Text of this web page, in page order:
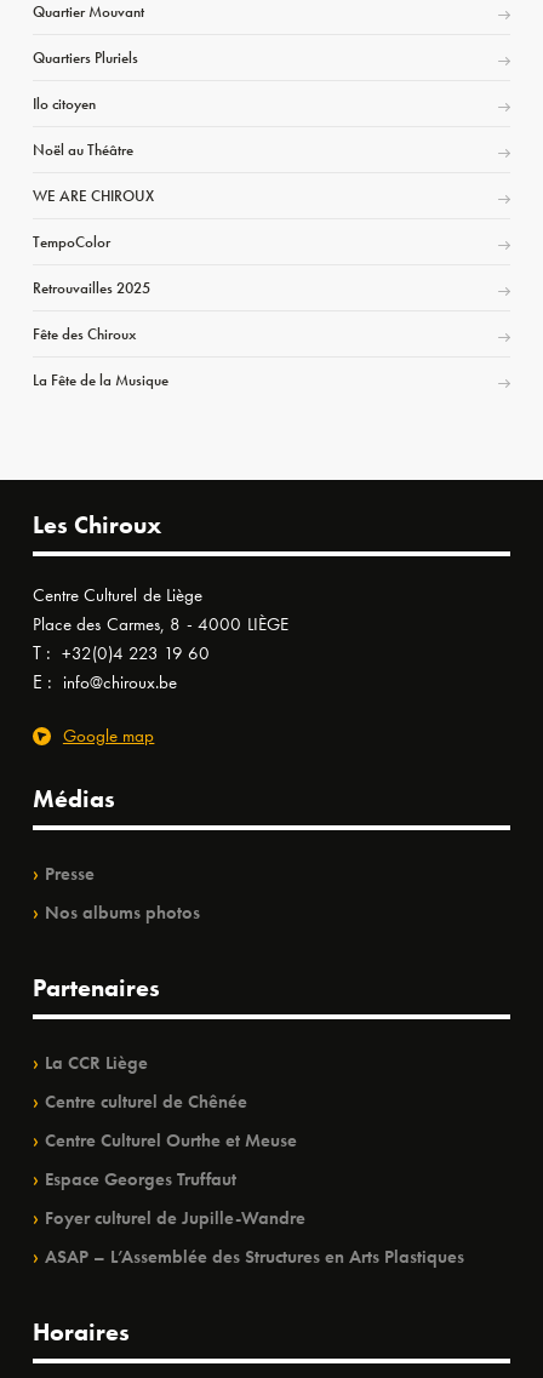
Quartier Mouvant
Quartiers Pluriels
Ilo citoyen
Noël au Théâtre
WE ARE CHIROUX
TempoColor
Retrouvailles 2025
Fête des Chiroux
La Fête de la Musique
Les Chiroux
Centre Culturel de Liège
Place des Carmes, 8 - 4000 LIÈGE
T : +32(0)4 223 19 60
E : info@chiroux.be
Google map
Médias
Presse
Nos albums photos
Partenaires
La CCR Liège
Centre culturel de Chênée
Centre Culturel Ourthe et Meuse
Espace Georges Truffaut
Foyer culturel de Jupille-Wandre
ASAP – L’Assemblée des Structures en Arts Plastiques
Horaires